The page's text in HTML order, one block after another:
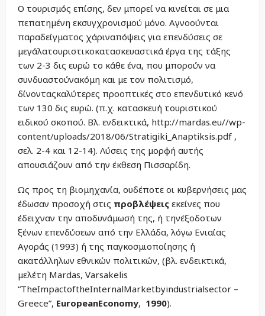
Ο τουρισμός επίσης, δεν μπορεί να κινείται σε μια
πεπατημένη εκσυγχρονισμού μόνο. Αγνοούνται
παραδείγματος χάριναπόψεις για επενδύσεις σε
μεγάλατουριστικοκατασκευαστικά έργα της τάξης
των 2-3 δις ευρώ το κάθε ένα, που μπορούν να
συνδυαστούνακόμη και με τον πολιτισμό,
δίνονταςκαλύτερες προοπτικές στο επενδυτικό κενό
των 130 δις ευρώ. (π.χ. κατασκευή τουριστικού
ειδικού σκοπού. Βλ. ενδεικτικά, http://mardas.eu//wp-
content/uploads/2018/06/Stratigiki_Anaptiksis.pdf ,
σελ. 2-4 και 12-14). Λύσεις της μορφή αυτής
απουσιάζουν από την έκθεση Πισσαρίδη.
Ως προς τη βιομηχανία, ουδέποτε οι κυβερνήσεις μας
έδωσαν προσοχή στις προβλέψεις εκείνες που
έδειχναν την αποδυνάμωσή της, ή τηνέξοδοτων
ξένων επενδύσεων από την Ελλάδα, λόγω Ενιαίας
Αγοράς (1993) ή της παγκοσμιοποίησης ή
ακατάλληλων εθνικών πολιτικών, (βλ. ενδεικτικά,
μελέτη Mardas, Varsakelis
“TheImpactoftheInternalMarketbyindustrialsector –
Greece”, EuropeanEconomy, 1990).